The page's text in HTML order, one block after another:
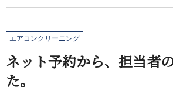
エアコンクリーニング
ネット予約から、担当者
た。